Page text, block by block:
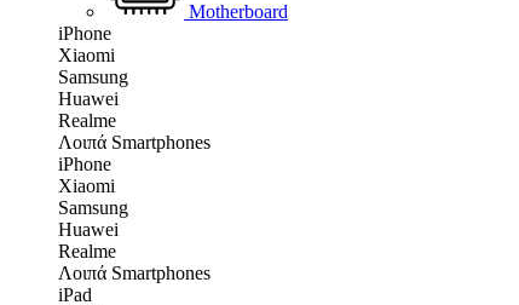
Motherboard
iPhone
Xiaomi
Samsung
Huawei
Realme
Λοιπά Smartphones
iPhone
Xiaomi
Samsung
Huawei
Realme
Λοιπά Smartphones
iPad